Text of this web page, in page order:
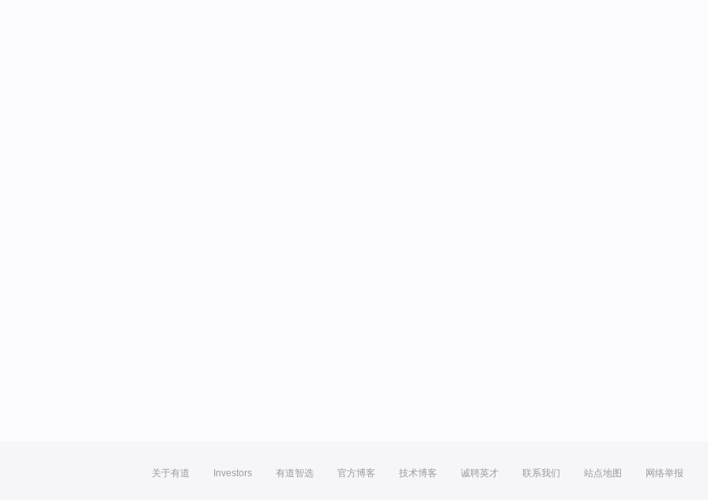
关于有道 Investors 有道智选 官方博客 技术博客 诚聘英才 联系我们 站点地图 网络举报